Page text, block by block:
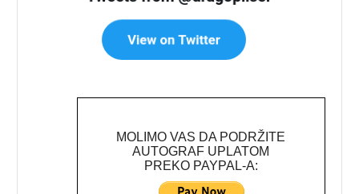
MOLIMO VAS DA PODRŽITE
AUTOGRAF UPLATOM
PREKO PAYPAL-A: